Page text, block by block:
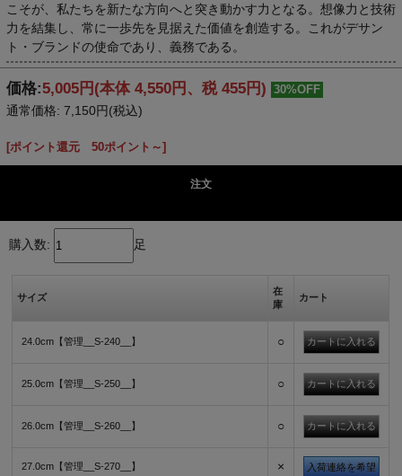
こそが、私たちを新たな方向へと突き動かす力となる。想像力と技術
力を結集し、常に一歩先を見据えた価値を創造する。これがデサン
ト・ブランドの使命であり、義務である。
価格:5,005円 (本体 4,550円、税 455円) 30%OFF
通常価格: 7,150円(税込)
[ポイント還元 50ポイント～]
注文
購入数: 足
サイズ
在
庫
カート
24.0cm【管理__S-240__】 ○
25.0cm【管理__S-250__】 ○
26.0cm【管理__S-260__】 ○
27.0cm【管理__S-270__】 × 入荷連絡を希望